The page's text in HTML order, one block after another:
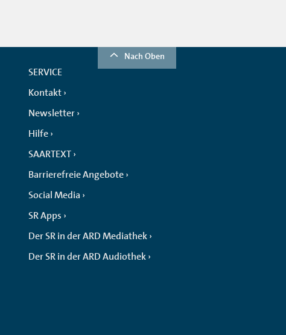
Nach Oben
SERVICE
Kontakt
Newsletter
Hilfe
SAARTEXT
Barrierefreie Angebote
Social Media
SR Apps
Der SR in der ARD Mediathek
Der SR in der ARD Audiothek